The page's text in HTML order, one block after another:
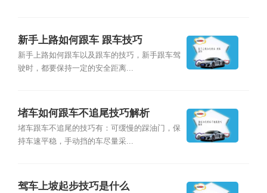
新手上路如何跟车 跟车技巧
新手上路如何跟车以及跟车的技巧，新手跟车驾
驶时，都要保持一定的安全距离...
堵车如何跟车不追尾技巧解析
堵车跟车不追尾的技巧有：可缓慢的踩油门，保
持车速平稳，手动挡的车尽量采...
驾车上坡起步技巧是什么